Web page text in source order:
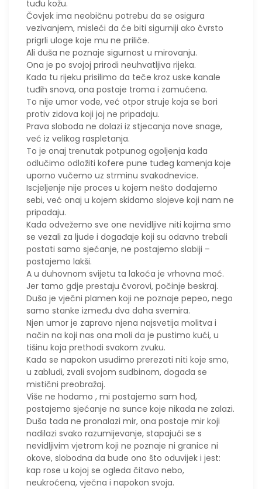
tuđu kožu.
Čovjek ima neobičnu potrebu da se osigura
vezivanjem, misleći da će biti sigurniji ako čvrsto
prigrli uloge koje mu ne priliče.
Ali duša ne poznaje sigurnost u mirovanju.
Ona je po svojoj prirodi neuhvatljiva rijeka.
Kada tu rijeku prisilimo da teče kroz uske kanale
tuđih snova, ona postaje troma i zamućena.
To nije umor vode, već otpor struje koja se bori
protiv zidova koji joj ne pripadaju.
​Prava sloboda ne dolazi iz stjecanja nove snage,
već iz velikog raspletanja.
To je onaj trenutak potpunog ogoljenja kada
odlučimo odložiti kofere pune tuđeg kamenja koje
uporno vučemo uz strminu svakodnevice.
Iscjeljenje nije proces u kojem nešto dodajemo
sebi, već onaj u kojem skidamo slojeve koji nam ne
pripadaju.
Kada odvežemo sve one nevidljive niti kojima smo
se vezali za ljude i događaje koji su odavno trebali
postati samo sjećanje, ne postajemo slabiji –
postajemo lakši.
A u duhovnom svijetu ta lakoća je vrhovna moć.
​Jer tamo gdje prestaju čvorovi, počinje beskraj.
Duša je vječni plamen koji ne poznaje pepeo, nego
samo stanke između dva daha svemira.
Njen umor je zapravo njena najsvetija molitva i
način na koji nas ona moli da je pustimo kući, u
tišinu koja prethodi svakom zvuku.
Kada se napokon usudimo prerezati niti koje smo,
u zabludi, zvali svojom sudbinom, događa se
mistični preobražaj.
Više ne hodamo , mi postajemo sam hod,
postajemo sjećanje na sunce koje nikada ne zalazi.
Duša tada ne pronalazi mir, ona postaje mir koji
nadilazi svako razumijevanje, stapajući se s
nevidljivim vjetrom koji ne poznaje ni granice ni
okove, slobodna da bude ono što oduvijek i jest:
kap rose u kojoj se ogleda čitavo nebo,
neukroćena, vječna i napokon svoja.